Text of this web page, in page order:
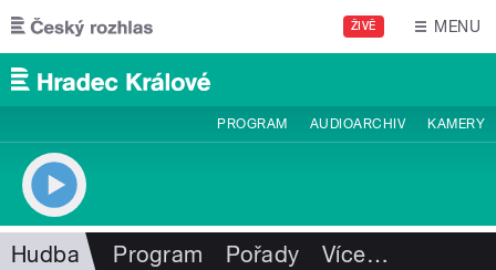
Přejít k hlavnímu obsahu
ŽIVĚ MENU
PROGRAM AUDIOARCHIV KAMERY
Hudba Program Pořady Více…